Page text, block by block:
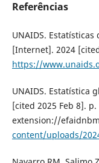
Referências
UNAIDS.
[Internet]. 2024
https://
UNAIDS. Estatística
[cited 2025 Feb 8].
extension://
content/uploads/